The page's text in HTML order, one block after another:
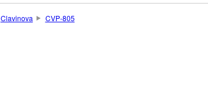
Clavinova CVP-805